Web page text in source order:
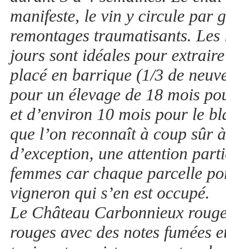
manifeste, le vin y circule par
remontages traumatisants.
jours sont idéales pour
placé en barrique (1/3 de
pour un élevage de 18 mois
et d’environ 10 mois pour le
que l’on reconnaît à coup sûr
d’exception, une attention
femmes car chaque parcelle
vigneron qui s’en est occupé.
Le Château Carbonnieux
rouges avec des notes fumées